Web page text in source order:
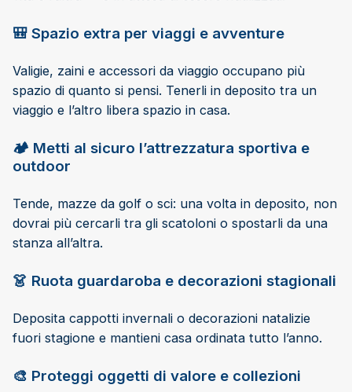
🎒 Spazio extra per viaggi e avventure
Valigie, zaini e accessori da viaggio occupano più
spazio di quanto si pensi. Tenerli in deposito tra un
viaggio e l’altro libera spazio in casa.
🏕️ Metti al sicuro l’attrezzatura sportiva e
outdoor
Tende, mazze da golf o sci: una volta in deposito, non
dovrai più cercarli tra gli scatoloni o spostarli da una
stanza all’altra.
👗 Ruota guardaroba e decorazioni stagionali
Deposita cappotti invernali o decorazioni natalizie
fuori stagione e mantieni casa ordinata tutto l’anno.
🎨 Proteggi oggetti di valore e collezioni